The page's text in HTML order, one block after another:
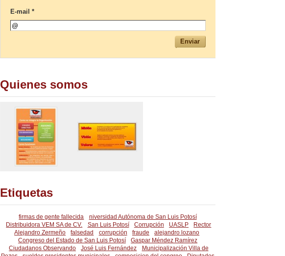
E-mail *
Quienes somos
Etiquetas
firmas de gente fallecida
niversidad Autónoma de San Luis Potosí
Distribuidora VEM SA de CV.
San Luis Potosí Corrupción UASLP
Rector
Alejandro Zermeño
falsedad corrupción fraude
alejandro lozano
Congreso del Estado de San Luis Potosí
Gaspar Méndez Ramírez
Ciudadanos Observando
José Luis Fernández
Municipalización Villa de